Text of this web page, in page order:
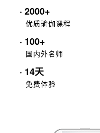
· 2000+
优质瑜伽课程
· 100+
国内外名师
· 14天
免费体验